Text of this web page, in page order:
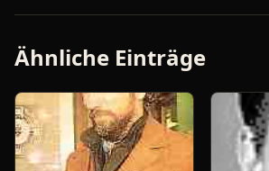
Ähnliche Einträge